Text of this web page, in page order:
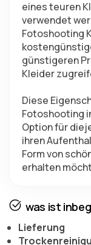
eines teuren
verwendet
Fotoshooting
günstigeren
Kleider
Diese
Fotoshooting
Option für
ihren
Form von
erhalten
was ist
Lieferung